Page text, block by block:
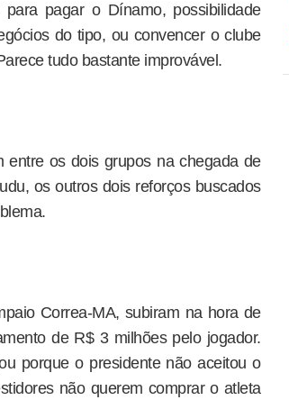
pagar o Dínamo, possibilidade
do tipo, ou convencer o clube
tudo bastante improvável.
entre os dois grupos na chegada de
os outros dois reforços buscados
Correa-MA, subiram na hora de
de R$ 3 milhões pelo jogador.
porque o presidente não aceitou o
não querem comprar o atleta